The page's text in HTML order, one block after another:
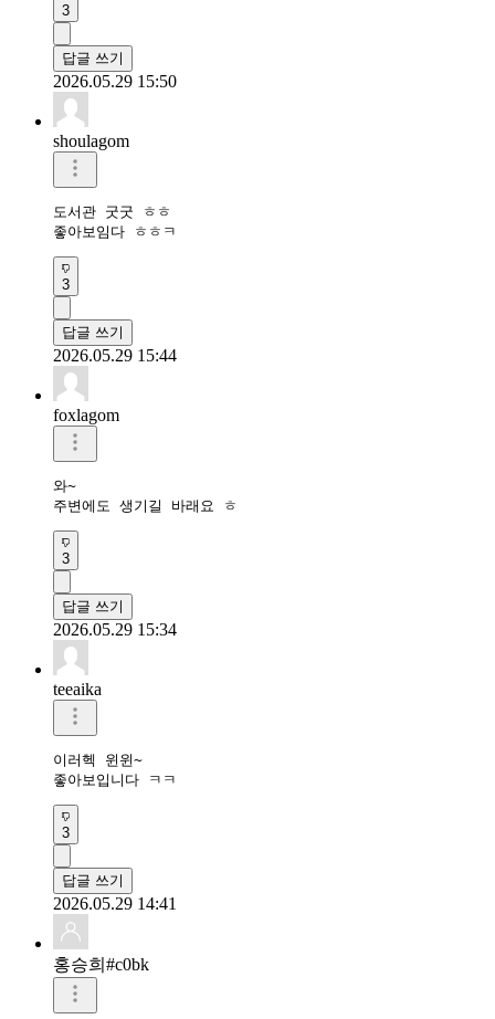
3
답글 쓰기
2026.05.29 15:50
shoulagom
도서관 굿굿 ㅎㅎ
좋아보임다 ㅎㅎㅋ
3
답글 쓰기
2026.05.29 15:44
foxlagom
와~
주변에도 생기길 바래요 ㅎ
3
답글 쓰기
2026.05.29 15:34
teeaika
이러헥 윈윈~
좋아보입니다 ㅋㅋ
3
답글 쓰기
2026.05.29 14:41
홍승희#c0bk